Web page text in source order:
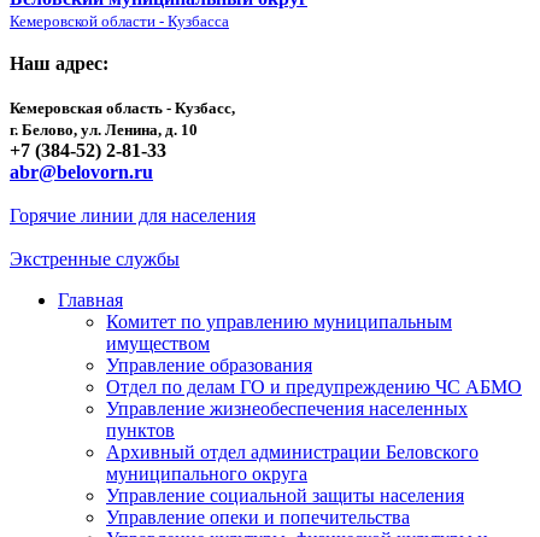
Кемеровской области - Кузбасса
Наш адрес:
Кемеровская область - Кузбасс,
г. Белово, ул. Ленина, д. 10
+7 (384-52) 2-81-33
abr@belovorn.ru
Горячие линии для населения
Экстренные службы
Главная
Комитет по управлению муниципальным
имуществом
Управление образования
Отдел по делам ГО и предупреждению ЧС АБМО
Управление жизнеобеспечения населенных
пунктов
Архивный отдел администрации Беловского
муниципального округа
Управление социальной защиты населения
Управление опеки и попечительства